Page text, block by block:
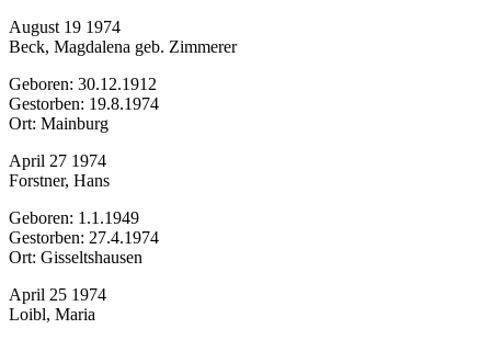
August 19 1974
Beck, Magdalena geb. Zimmerer
Geboren: 30.12.1912
Gestorben: 19.8.1974
Ort: Mainburg
April 27 1974
Forstner, Hans
Geboren: 1.1.1949
Gestorben: 27.4.1974
Ort: Gisseltshausen
April 25 1974
Loibl, Maria